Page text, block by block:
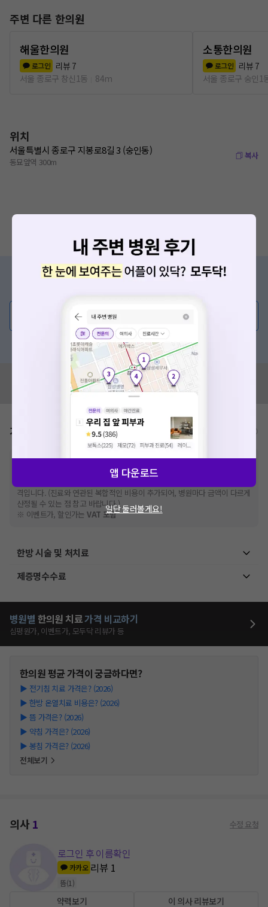
주변 다른 한의원
해울한의원
로그인 리뷰 7
서울 종로구 창신1동
84m
소통한의원
로그인 리뷰 7
서울 종로구 숭인1
위치
서울특별시 종로구 지봉로8길 3 (숭인동)
동묘앞역 300m
복사
증상/치료, 궁금한 점이 있나요?
💬 무엇이든 물어보세요
혹은, 의료상담 서비스에 다양한 게시글 보러가기
혹시 잘못된 병원정보가 있나요?
모두닥 팀에 알려주세요!
가격표 비급여/급여 진료란?
※비급여 항목의 경우,추가비용 등으로 실제 가격과 상이할 수 있으니, 정확
한 가격은 해당 의료기관에 직접 문의해주세요.
건강보험심사평가원
격입니다. (진료와 연관된 복합적인 비용이 추가되어, 병원마다 금액이 다르게
산정될 수 있는 점 참고 바랍니다.)
※ 이벤트가, 할인가는VAT 포함
한방 시술 및 처치료
제증명수수료
병원별 한의원 치료가격 비교하기
심평원가, 이벤트가, 모두닥 리뷰가 등
한의원평균 가격이 궁금하다면?
▶ 전기침 치료 가격은? (2026)
▶ 한방 온열치료 비용은? (2026)
▶ 뜸 가격은? (2026)
▶ 약침 가격은? (2026)
▶ 봉침 가격은? (2026)
전체보기
의사1 수정 요청
로그인 후 이름확인
카카오 리뷰 1
뜸(1 )
약력보기 이 의사 리뷰보기
앱 다운로드
일단 둘러볼게요!